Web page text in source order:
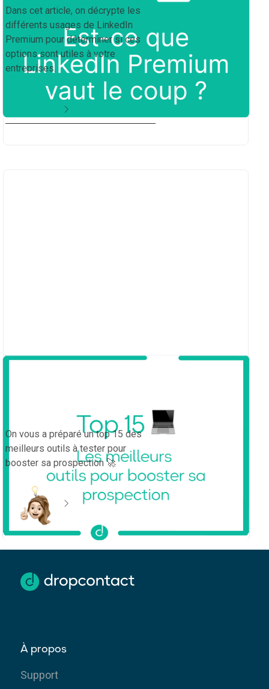
Dans cet article, on décrypte les
différents usages de LinkedIn
Premium pour déterminer si ces
options sont utiles à votre
entreprises.
prospection en 2025
On vous a préparé un top 15 des
meilleurs outils à tester pour
booster sa prospection 🚀
en savoir plus
À propos
Support